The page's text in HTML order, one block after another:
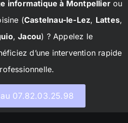
informatique à Montpellier ou
(Castelnau-le-Lez, Lattes,
,Jacou) ? Appelez le
d’une intervention rapide
07.82.03.25.98